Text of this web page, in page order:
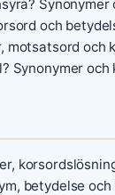
och
motsatsord och
Synonymer och
betydelse